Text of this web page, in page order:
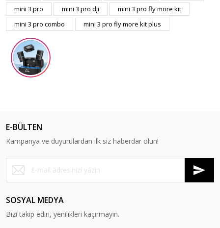
mini 3 pro
mini 3 pro dji
mini 3 pro fly more kit
mini 3 pro combo
mini 3 pro fly more kit plus
E-BÜLTEN
Kampanya ve duyurulardan ilk siz haberdar olun!
SOSYAL MEDYA
Bizi takip edin, yenilikleri kaçırmayın.